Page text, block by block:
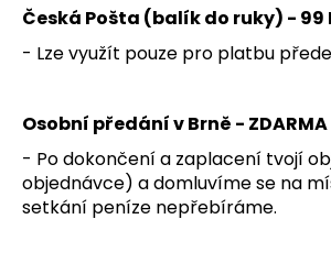
Česká Pošta (balík do ruky) - 99
- Lze využít pouze pro platbu
Osobní předání v Brně - ZDARMA
- Po dokončení a zaplacení tvojí
objednávce) a domluvíme se na
setkání peníze nepřebíráme.